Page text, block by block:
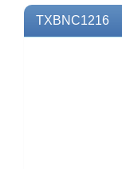
TXBNC1216